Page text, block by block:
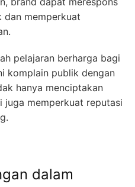
dan memperkuat
pelajaran berharga bagi
komplain publik dengan
hanya menciptakan
juga memperkuat reputasi
dalam